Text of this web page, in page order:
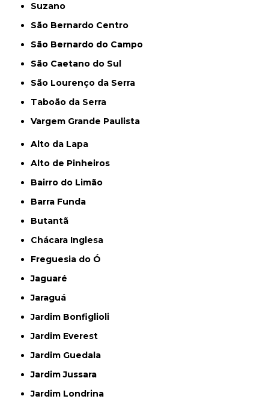
Suzano
São Bernardo Centro
São Bernardo do Campo
São Caetano do Sul
São Lourenço da Serra
Taboão da Serra
Vargem Grande Paulista
Alto da Lapa
Alto de Pinheiros
Bairro do Limão
Barra Funda
Butantã
Chácara Inglesa
Freguesia do Ó
Jaguaré
Jaraguá
Jardim Bonfiglioli
Jardim Everest
Jardim Guedala
Jardim Jussara
Jardim Londrina